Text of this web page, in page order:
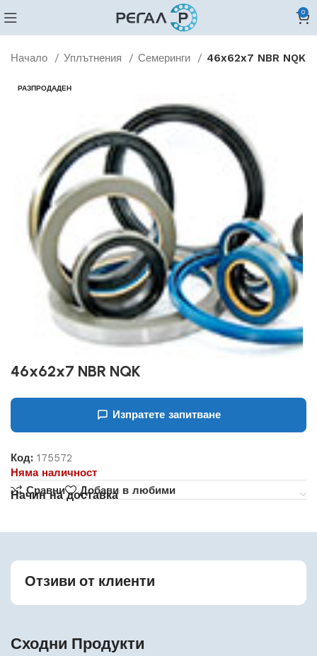
0
Начало Уплътнения Семеринги 46x62x7 NBR NQK
РАЗПРОДАДЕН
46x62x7 NBR NQK
Изпратете запитване
Код:175572
Няма наличност
Сравни
Добави в любими
Начин на доставка
Отзиви от клиенти
Сходни Продукти